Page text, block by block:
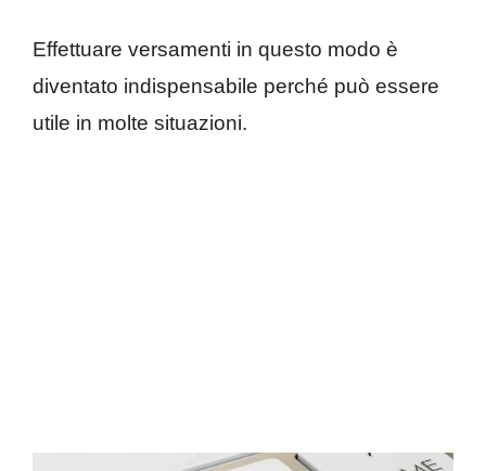
Effettuare versamenti in questo modo è
diventato indispensabile perché può essere
utile in molte situazioni.